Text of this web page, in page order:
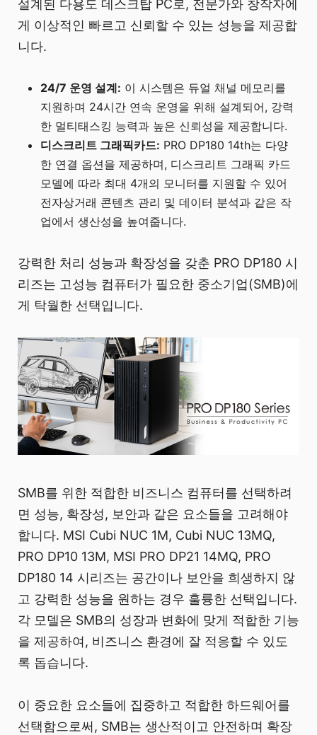
설계된 다용도 데스크탑 PC로, 전문가와 창작자에
게 이상적인 빠르고 신뢰할 수 있는 성능을 제공합
니다.
24/7 운영 설계: 이 시스템은 듀얼 채널 메모리를
지원하며 24시간 연속 운영을 위해 설계되어, 강력
한 멀티태스킹 능력과 높은 신뢰성을 제공합니다.
디스크리트 그래픽카드: PRO DP180 14th는 다양
한 연결 옵션을 제공하며, 디스크리트 그래픽 카드
모델에 따라 최대 4개의 모니터를 지원할 수 있어
전자상거래 콘텐츠 관리 및 데이터 분석과 같은 작
업에서 생산성을 높여줍니다.
강력한 처리 성능과 확장성을 갖춘 PRO DP180 시
리즈는 고성능 컴퓨터가 필요한 중소기업(SMB)에
게 탁월한 선택입니다.
SMB를 위한 적합한 비즈니스 컴퓨터를 선택하려
면 성능, 확장성, 보안과 같은 요소들을 고려해야
합니다. MSI Cubi NUC 1M, Cubi NUC 13MQ,
PRO DP10 13M, MSI PRO DP21 14MQ, PRO
DP180 14 시리즈는 공간이나 보안을 희생하지 않
고 강력한 성능을 원하는 경우 훌륭한 선택입니다.
각 모델은 SMB의 성장과 변화에 맞게 적합한 기능
을 제공하여, 비즈니스 환경에 잘 적응할 수 있도
록 돕습니다.
이 중요한 요소들에 집중하고 적합한 하드웨어를
선택함으로써, SMB는 생산적이고 안전하며 확장